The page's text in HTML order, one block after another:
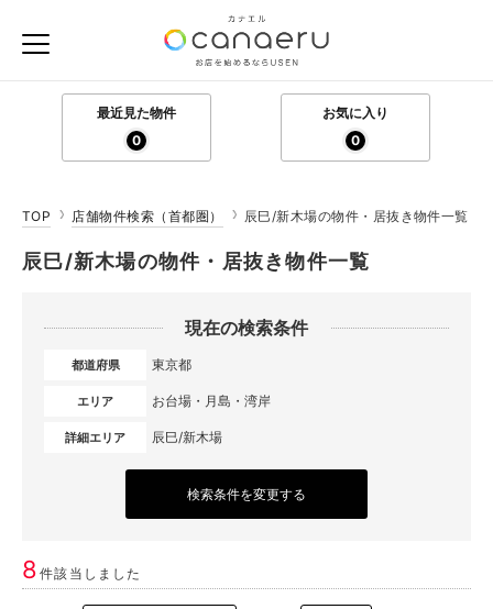
最近見た物件
0
お気に入り
0
TOP 店舗物件検索（首都圏） 辰巳/新木場の物件・居抜き物件一覧
辰巳/新木場の物件・居抜き物件一覧
現在の検索条件
都道府県 東京都
エリア お台場・月島・湾岸
詳細エリア 辰巳/新木場
検索条件を変更する
8件該当しました